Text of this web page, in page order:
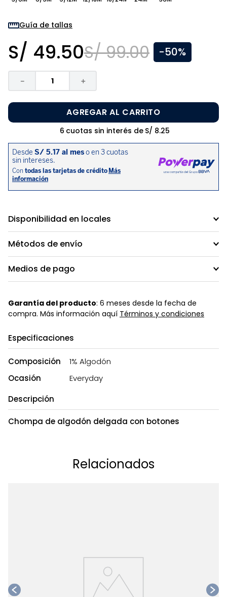
Guía de tallas
S/ 49.50S/ 99.00 -50%
＋
－
AGREGAR AL CARRITO
6 cuotas sin interés de S/ 8.25
Disponibilidad en locales
Métodos de envío
Medios de pago
Garantía del producto: 6 meses desde la fecha de
compra. Más información aquí Términos y condiciones
Especificaciones
Composición
1% Algodón
Ocasión
Everyday
Descripción
Chompa de algodón delgada con botones
Relacionados
9.
pijama
sandalias niño